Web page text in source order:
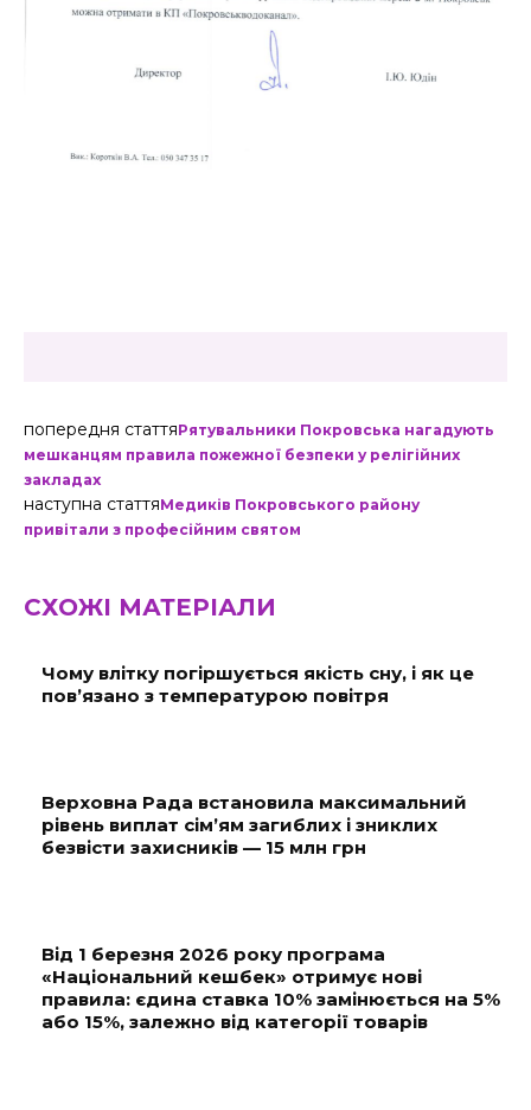
попередня статтяРятувальники Покровська нагадують
мешканцям правила пожежної безпеки у релігійних
закладах
наступна статтяМедиків Покровського району
привітали з професійним святом
СХОЖІ МАТЕРІАЛИ
Чому влітку погіршується якість сну, і як це
пов’язано з температурою повітря
Верховна Рада встановила максимальний
рівень виплат сім’ям загиблих і зниклих
безвісти захисників — 15 млн грн
Від 1 березня 2026 року програма
«Національний кешбек» отримує нові
правила: єдина ставка 10% замінюється на 5%
або 15%, залежно від категорії товарів